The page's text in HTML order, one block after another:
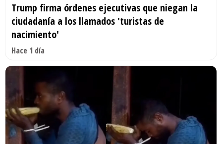
Trump firma órdenes ejecutivas que niegan la
ciudadanía a los llamados 'turistas de
nacimiento'
Hace 1 día